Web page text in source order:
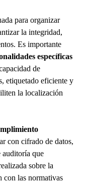
para organizar
la integridad,
Es importante
específicas
de
etiquetado eficiente y
la localización
con cifrado de datos,
auditoría que
sobre la
con las normativas